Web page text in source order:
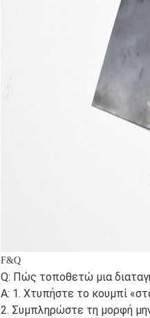
F&Q
Q: Πώς τοποθετώ μια
Α: 1. Χτυπήστε το κουμπί
2. Συμπληρώστε τη μορφή